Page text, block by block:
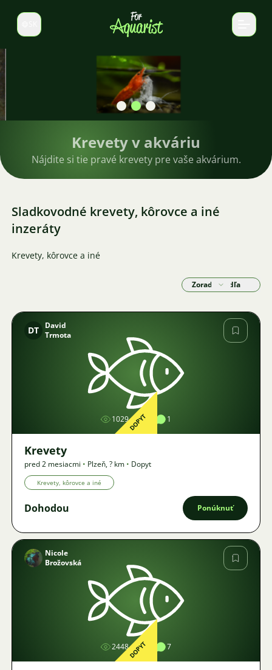
Prepnúť jazyk
Krevety v akváriu
Nájdite si tie pravé krevety pre vaše akvárium.
Sladkovodné krevety, kôrovce a iné
inzeráty
Krevety, kôrovce a iné
Zoradiť podľa
Obrázok
DT
David
Trmota
1029 1
DOPYT
Krevety
pred 2 mesiacmi • Plzeň,? km • Dopyt
Krevety, kôrovce a iné
Dohodou Ponúknuť
Obrázok
Nicole
Brožovská
2448 7
DOPYT